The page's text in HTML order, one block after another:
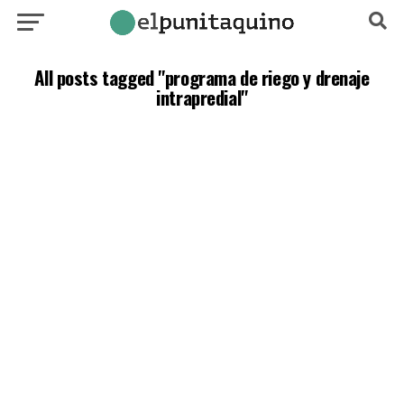
All posts tagged "programa de riego y drenaje
intrapredial"